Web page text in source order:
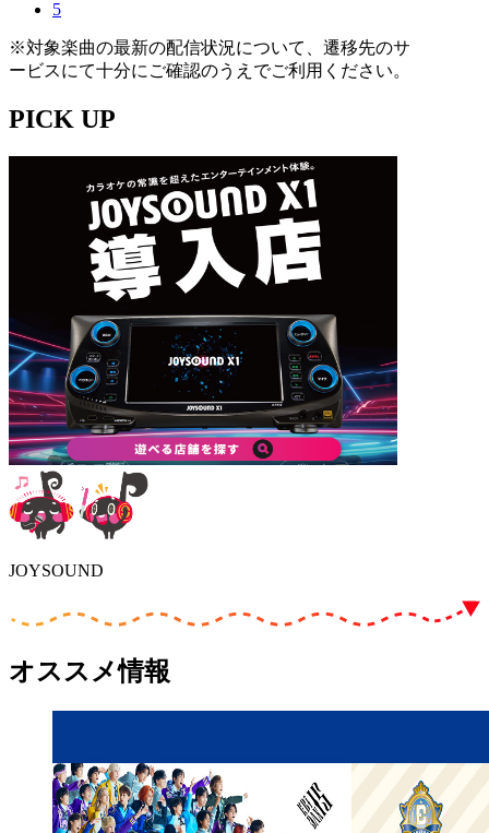
5
※対象楽曲の最新の配信状況について、遷移先のサ
ービスにて十分にご確認のうえでご利用ください。
PICK UP
JOYSOUND
オススメ情報